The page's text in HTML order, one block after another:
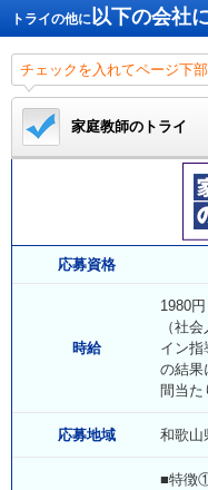
トライの他に以下の会社
チェックを入れてページ下
家庭教師のトライ
応募資格
時給
1980
（社
イン指
の結果
間当た
応募地域 和歌山
■特徴